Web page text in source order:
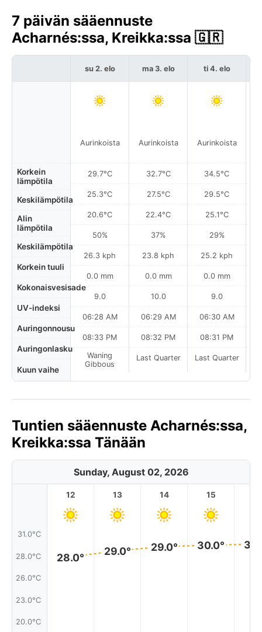
7 päivän sääennuste
Acharnés:ssa, Kreikka:ssa 🇬🇷
Korkein
lämpötila
Keskilämpötila
Alin
lämpötila
Keskilämpötila
Korkein tuuli
Kokonaisvesisade
UV-indeksi
Auringonnousu
Auringonlasku
Kuun vaihe
su 2. elo
Aurinkoista
29.7°C
25.3°C
20.6°C
50%
26.3 kph
0.0 mm
9.0
06:28 AM
08:33 PM
Waning
Gibbous
ma 3. elo
Aurinkoista
32.7°C
27.5°C
22.4°C
37%
23.8 kph
0.0 mm
10.0
06:29 AM
08:32 PM
Last Quarter
ti 4. elo
Aurinkoista
34.5°C
29.5°C
25.1°C
29%
25.2 kph
0.0 mm
9.0
06:30 AM
08:31 PM
Last Quarter
Tuntien sääennuste Acharnés:ssa,
Kreikka:ssa Tänään
Sunday, August 02, 2026
31.0°C
28.0°C
26.0°C
23.0°C
20.0°C
12
28.0°
13
29.0°
14
29.0°
15
30.0°